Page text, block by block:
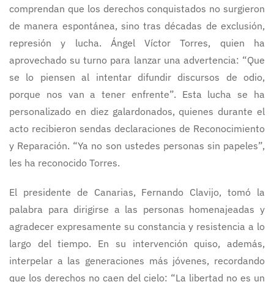
comprendan que los derechos conquistados no surgieron
de manera espontánea, sino tras décadas de exclusión,
represión y lucha. Ángel Víctor Torres, quien ha
aprovechado su turno para lanzar una advertencia: “Que
se lo piensen al intentar difundir discursos de odio,
porque nos van a tener enfrente”. Esta lucha se ha
personalizado en diez galardonados, quienes durante el
acto recibieron sendas declaraciones de Reconocimiento
y Reparación. “Ya no son ustedes personas sin papeles”,
les ha reconocido Torres.
El presidente de Canarias, Fernando Clavijo, tomó la
palabra para dirigirse a las personas homenajeadas y
agradecer expresamente su constancia y resistencia a lo
largo del tiempo. En su intervención quiso, además,
interpelar a las generaciones más jóvenes, recordando
que los derechos no caen del cielo: “La libertad no es un